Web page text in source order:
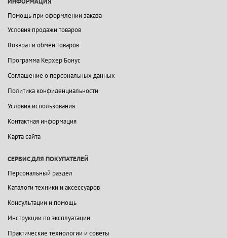
Помощь при оформлении заказа
Условия продажи товаров
Возврат и обмен товаров
Программа Керхер Бонус
Соглашение о персональных данных
Политика конфиденциальности
Условия использования
Контактная информация
Карта сайта
СЕРВИС ДЛЯ ПОКУПАТЕЛЕЙ
Персональный раздел
Каталоги техники и аксессуаров
Консультации и помощь
Инструкции по эксплуатации
Практические технологии и советы